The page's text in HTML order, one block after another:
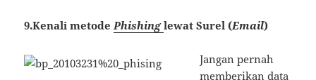
9.Kenali metodePhishing lewat Surel (Email)
Jangan pernah
memberikan data